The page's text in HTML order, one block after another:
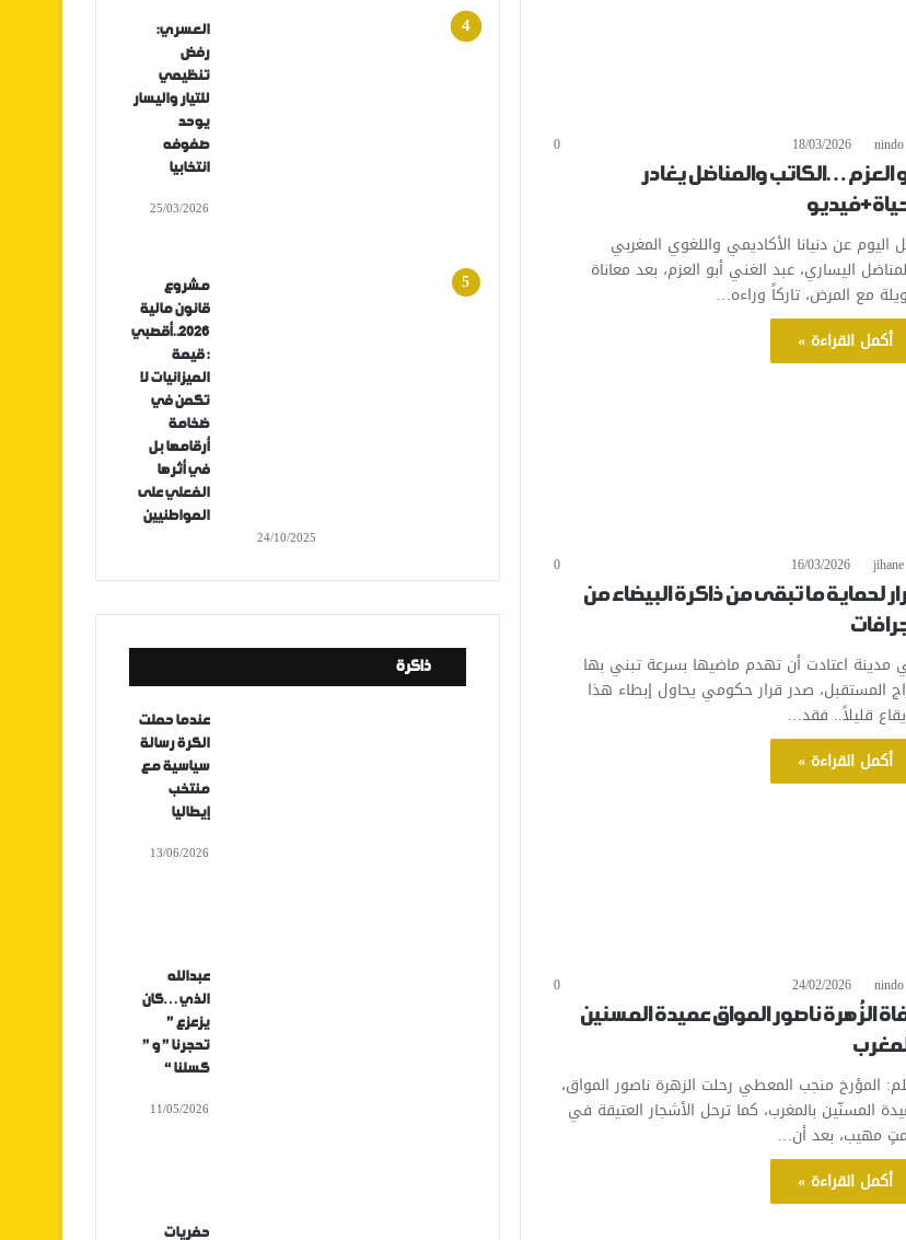
nindo
18/03/2026
0
العزم…الكاتب والمناضل يغادر
اليوم عن دنيانا الأكاديمي واللغوي المغربي
اليساري، عبد الغني أبو العزم، بعد معاناة
مع المرض، تاركاً وراءه…
أكمل القراءة »
jihane
16/03/2026
0
لحماية ما تبقى من ذاكرة البيضاء من
مدينة اعتادت أن تهدم ماضيها بسرعة تبني بها
المستقبل، صدر قرار حكومي يحاول إبطاء هذا
قليلاً.. فقد…
أكمل القراءة »
nindo
24/02/2026
0
الزُهرة ناصور المواق عميدة المسنين
المؤرخ منجب المعطي رحلت الزهرة ناصور المواق،
المسنّين بالمغرب، كما ترحل الأشجار العتيقة في
مهيب، بعد أن…
أكمل القراءة »
العسري:
رفض
تنظيمي
للتيار واليسار
يوحد
صفوفه
انتخابيا
25/03/2026
مشروع
قانون مالية
2026..أقصبي
: قيمة
الميزانيات لا
تكمن في
ضخامة
أرقامها بل
في أثرها
الفعلي على
المواطنيين
24/10/2025
ذاكرة
عندما حملت
الكرة رسالة
سياسية مع
منتخب
إيطاليا
13/06/2026
عبدالله
الذي…كان
يزعزع ”
تحجرنا ” و ”
كسلنا “
11/05/2026
حفريات